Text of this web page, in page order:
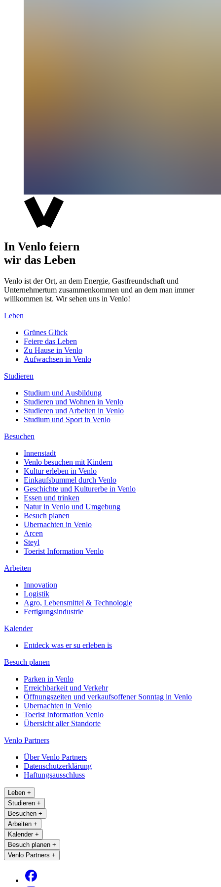
In Venlo feiern
wir das Leben
Venlo ist der Ort, an dem Energie, Gastfreundschaft und
Unternehmertum zusammenkommen und an dem man immer
willkommen ist. Wir sehen uns in Venlo!
Leben
Grünes Glück
Feiere das Leben
Zu Hause in Venlo
Aufwachsen in Venlo
Studieren
Studium und Ausbildung
Studieren und Wohnen in Venlo
Studieren und Arbeiten in Venlo
Studium und Sport in Venlo
Besuchen
Innenstadt
Venlo besuchen mit Kindern
Kultur erleben in Venlo
Einkaufsbummel durch Venlo
Geschichte und Kulturerbe in Venlo
Essen und trinken
Natur in Venlo und Umgebung
Besuch planen
Ubernachten in Venlo
Arcen
Steyl
Toerist Information Venlo
Arbeiten
Innovation
Logistik
Agro, Lebensmittel & Technologie
Fertigungsindustrie
Kalender
Entdeck was er su erleben is
Besuch planen
Parken in Venlo
Erreichbarkeit und Verkehr
Öffnungszeiten und verkaufsoffener Sonntag in Venlo
Ubernachten in Venlo
Toerist Information Venlo
Übersicht aller Standorte
Venlo Partners
Über Venlo Partners
Datenschutzerklärung
Haftungsausschluss
Leben +
Studieren +
Besuchen +
Arbeiten +
Kalender +
Besuch planen +
Venlo Partners +